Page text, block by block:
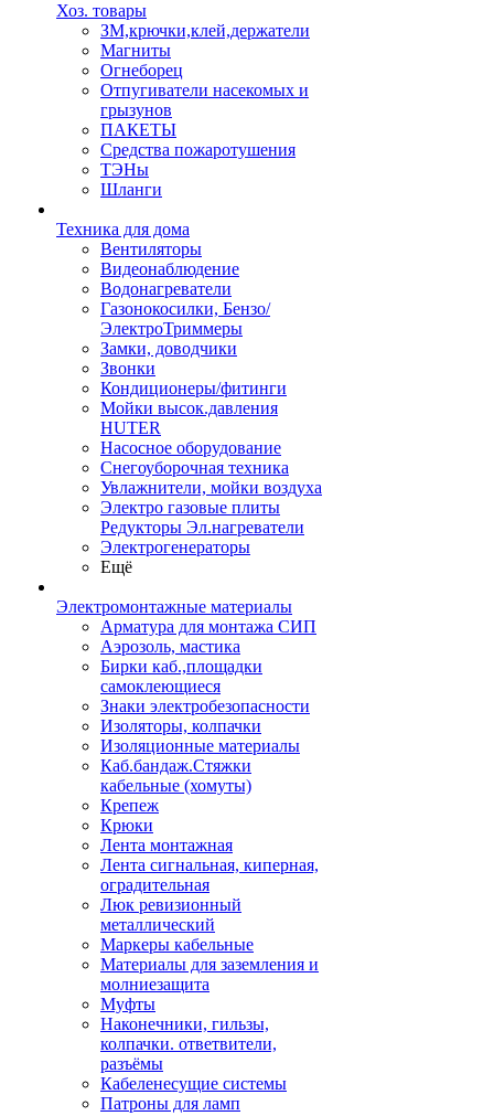
Хоз. товары
ЗМ,крючки,клей,держатели
Магниты
Огнеборец
Отпугиватели насекомых и
грызунов
ПАКЕТЫ
Средства пожаротушения
ТЭНы
Шланги
Техника для дома
Вентиляторы
Видеонаблюдение
Водонагреватели
Газонокосилки, Бензо/
ЭлектроТриммеры
Замки, доводчики
Звонки
Кондиционеры/фитинги
Мойки высок.давления
HUTER
Насосное оборудование
Снегоуборочная техника
Увлажнители, мойки воздуха
Электро газовые плиты
Редукторы Эл.нагреватели
Электрогенераторы
Ещё
Электромонтажные материалы
Арматура для монтажа СИП
Аэрозоль, мастика
Бирки каб.,площадки
самоклеющиеся
Знаки электробезопасности
Изоляторы, колпачки
Изоляционные материалы
Каб.бандаж.Стяжки
кабельные (хомуты)
Крепеж
Крюки
Лента монтажная
Лента сигнальная, киперная,
оградительная
Люк ревизионный
металлический
Маркеры кабельные
Материалы для заземления и
молниезащита
Муфты
Наконечники, гильзы,
колпачки. ответвители,
разъёмы
Кабеленесущие системы
Патроны для ламп